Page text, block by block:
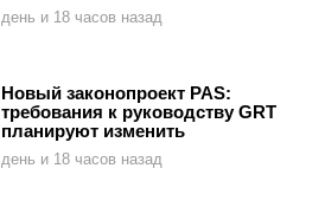
день и 18 часов назад
Новый законопроект PAS:
требования к руководству GRT
планируют изменить
день и 18 часов назад